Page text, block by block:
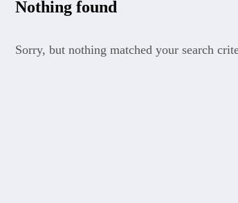
Nothing found
Sorry, but nothing matched your search